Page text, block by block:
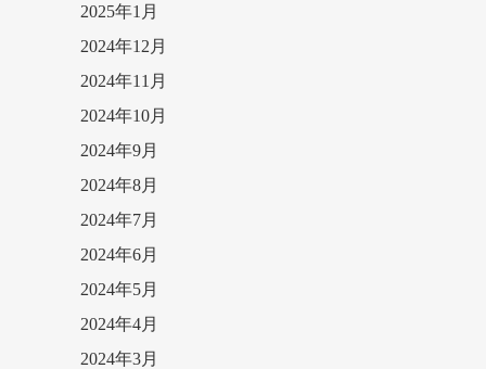
2025年1月
2024年12月
2024年11月
2024年10月
2024年9月
2024年8月
2024年7月
2024年6月
2024年5月
2024年4月
2024年3月